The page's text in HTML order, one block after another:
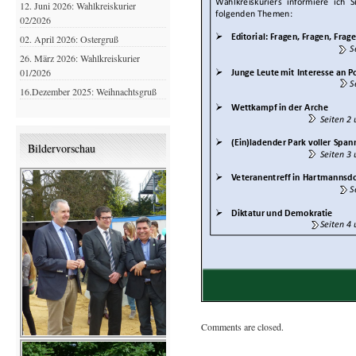
Comments are closed.
12. Juni 2026: Wahlkreiskurier
02/2026
02. April 2026: Ostergruß
26. März 2026: Wahlkreiskurier
01/2026
16.Dezember 2025: Weihnachtsgruß
Bildervorschau